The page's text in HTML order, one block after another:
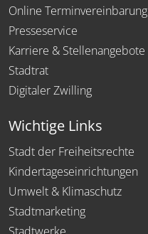
Online Terminvereinbarung
Presseservice
Karriere & Stellenangebote
Stadtrat
Digitaler Zwilling
Wichtige Links
Stadt der Freiheitsrechte
Kindertageseinrichtungen
Umwelt & Klimaschutz
Stadtmarketing